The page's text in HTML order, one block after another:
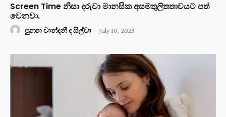
Screen Time නිසා දරුවා මානසික අසමතුලිතතාවයට පත්
වෙනවා.
පුන්‍යා චාන්දනී ද සිල්වා - July 10, 2023